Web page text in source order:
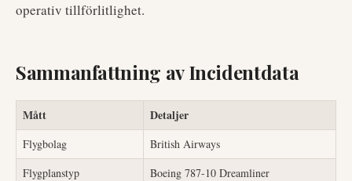
operativ tillförlitlighet.
Sammanfattning av Incidentdata
Mått Detaljer
Flygbolag
British Airways
Flygplanstyp
Boeing 787-10 Dreamliner